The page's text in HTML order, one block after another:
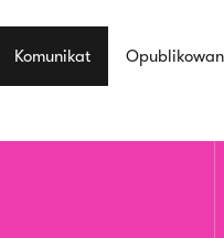
Komunikat